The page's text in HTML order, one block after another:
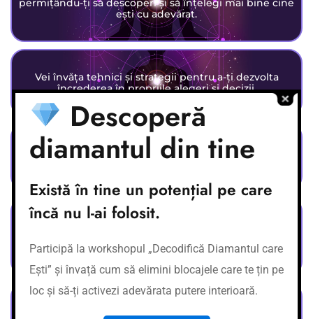
permițându-ți să descoperi și să înțelegi mai bine cine
ești cu adevărat.
Vei învăța tehnici și strategii pentru a-ți dezvolta
încrederea în propriile alegeri și decizii.
Vei înțelege cum să construiești și să menții relații
autentice și armonioase cu cei din jurul tău.
stresul și anxietatea.
Descoperă
diamantul din tine
Există în tine un potențial pe care
încă nu l-ai folosit.
Participă la workshopul „Decodifică Diamantul care
Ești” și învață cum să elimini blocajele care te țin pe
loc și să-ți activezi adevărata putere interioară.